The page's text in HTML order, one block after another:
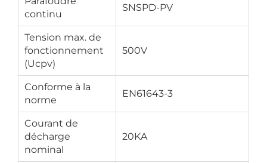
continu
SNSPD-PV
Tension max. de
fonctionnement
(Ucpv)
500V
Conforme à la
norme
EN61643-3
Courant de
décharge
nominal
20KA